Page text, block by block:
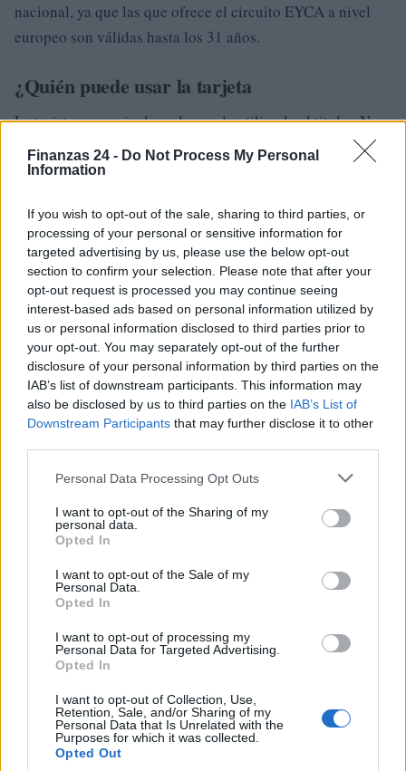
Finanzas 24 - Do Not Process My Personal
Information
If you wish to opt-out of the sale, sharing to third parties, or
processing of your personal or sensitive information for
targeted advertising by us, please use the below opt-out
section to confirm your selection. Please note that after your
opt-out request is processed you may continue seeing
interest-based ads based on personal information utilized by
us or personal information disclosed to third parties prior to
your opt-out. You may separately opt-out of the further
disclosure of your personal information by third parties on the
IAB’s list of downstream participants. This information may
also be disclosed by us to third parties on the IAB’s List of
Downstream Participants that may further disclose it to other
Please note that this website/app uses one or more Google
not limited to your visit or usage behaviour. You may click to
grant or deny consent to Google and its third-party tags to
use your data for below specified purposes in below Google
consent section.
Personal Data Processing Opt Outs
I want to opt-out of the Sharing of my
personal data.
Opted In
I want to opt-out of the Sale of my
Personal Data.
Opted In
I want to opt-out of processing my
Personal Data for Targeted Advertising.
Opted In
I want to opt-out of Collection, Use,
Retention, Sale, and/or Sharing of my
Personal Data that Is Unrelated with the
Purposes for which it was collected.
Opted Out
nacional, ya que las que ofrece el circuito EYCA a nivel
europeo son válidas hasta los 31 años.
¿Quién puede usar la tarjeta
La tarjeta es nominal y solo puede utilizarla el titular. No
es posible compartir los beneficios del carné juvenil
nacional con familiares, amigos y parientes. Si no se
¿Cómo desactivar el carné juvenil nacional
Desde la pantalla de detalles del CGN de la aplicación IO,
es posible desactivar la tarjeta. Solo tienes que hacer clic
en «Desactivar tu tarjeta» y confirmar. A partir de ese
momento, ya no estará visible en la cartera. Al desactivar
el CGN, también pierdes los derechos relacionados con el
circuito EYCA
Asistencia sobre el uso del carné juvenil
nacional
caso de problemas técnicos relacionados con la activación
de la tarjeta o con el mal funcionamiento de la aplicación
IO, ponte en contacto con el servicio de asistencia de la
aplicación iOS a través del icono con el signo de
interrogación que aparece en la parte superior derecha de